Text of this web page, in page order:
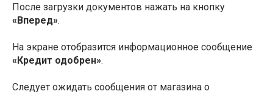
После загрузки документов нажать на кнопку
«Вперед».
На экране отобразится информационное сообщение
«Кредит одобрен».
Следует ожидать сообщения от магазина о